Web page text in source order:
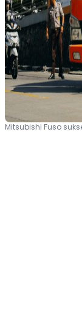
Mitsubishi Fuso